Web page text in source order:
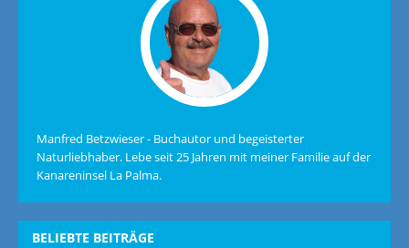
Manfred Betzwieser - Buchautor und begeisterter
Naturliebhaber. Lebe seit 25 Jahren mit meiner Familie auf der
Kanareninsel La Palma.
BELIEBTE BEITRÄGE